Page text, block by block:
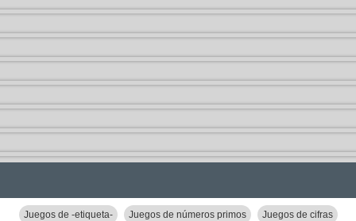
Juegos de -etiqueta- Juegos de números primos Juegos de cifras